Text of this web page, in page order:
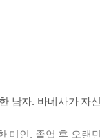
남자. 바네사가 자
인. 졸업 후 오랜